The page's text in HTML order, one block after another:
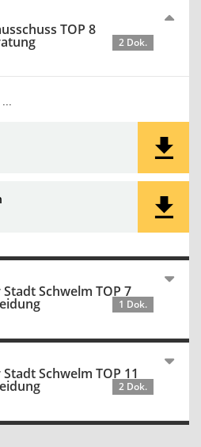
TOP 8
2 Dok.
Schwelm TOP 7
1 Dok.
Schwelm TOP 11
2 Dok.